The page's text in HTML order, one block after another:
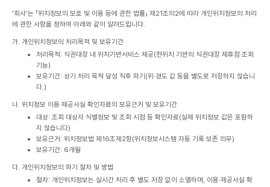
'회사'는 「위치정보의 보호 및 이용 등에 관한 법률」 제21조의2에 따라 개인위치정보의 처리
에 관한 사항을 정하여 아래와 같이 알려드립니다.
가. 개인위치정보의 처리목적 및 보유기간
처리목적: 식권대장 내 위치기반서비스 제공(현위치 기반의 식권대장 제휴점 조회
기능)
보유기간: 상기 처리 목적 달성 직후 파기(위·경도 값 등을 별도로 저장하지 않습니
다.)
나. 위치정보 이용·제공사실 확인자료의 보유근거 및 보유기간
대상: 조회 대상자 식별정보 및 조회 시점 등 확인자료(실제 위치정보 값은 포함하
지 않습니다)
보유근거: 위치정보법 제16조제2항(위치정보시스템 자동 기록·보존 의무)
보유기간: 6개월
다. 개인위치정보의 파기 절차 및 방법
절차: 개인위치정보는 실시간 처리 후 별도 저장 없이 소멸하며, 이용·제공사실 확